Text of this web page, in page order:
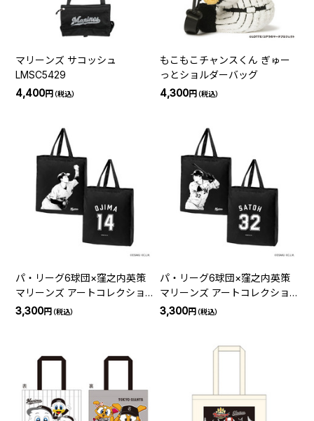
マリーンズ サコッシュ
LMSC5429
4,400円（税込）
もこもこチャンスくん ぎゅー
っとショルダーバッグ
4,300円（税込）
パ・リーグ6球団×窪之内英策
マリーンズ アートコレクショ
ン トートバッグ 14小島
3,300円（税込）
パ・リーグ6球団×窪之内英策
マリーンズ アートコレクショ
ン トートバッグ 32佐藤
3,300円（税込）